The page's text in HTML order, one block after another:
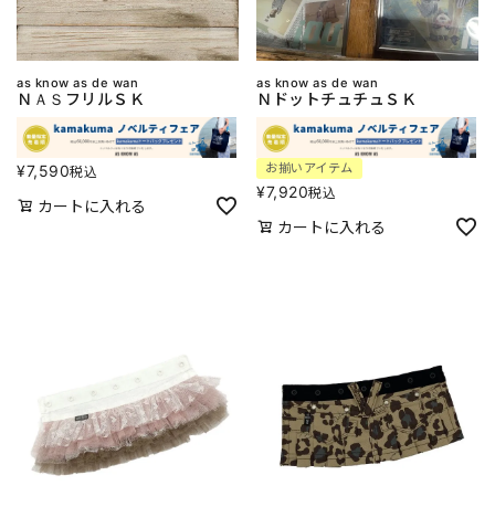
as know as de wan
ＮＡＳフリルＳＫ
¥7,590税込
カートに入れる
as know as de wan
ＮドットチュチュＳＫ
お揃いアイテム
¥7,920税込
カートに入れる